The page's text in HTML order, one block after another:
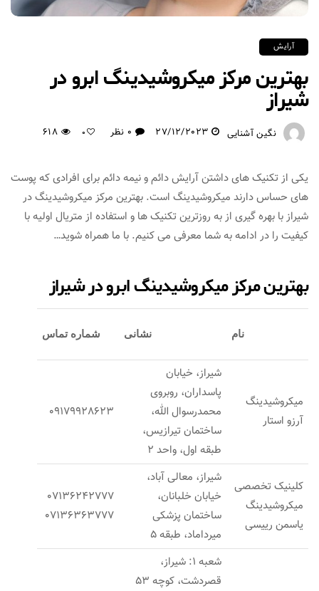
آرایش
بهترین مرکز میکروشیدینگ ابرو در
شیراز
نگین آشنایی 27/12/2023 0 نظر 0
618
یکی از تکنیک های داشتن آرایش دائم و نیمه دائم برای افرادی که پوست
های حساس دارند میکروشیدینگ است. بهترین مرکز میکروشیدینگ در
شیراز با بهره گیری از به روزترین تکنیک ها و استفاده از متریال اولیه با
کیفیت را در ادامه به شما معرفی می کنیم. با ما همراه شوید…
بهترین مرکز میکروشیدینگ ابرو در شیراز
نام نشانی شماره تماس
میکروشیدینگ
آرزو استار
شیراز، خیابان
پاسداران، روبروی
محمدرسوال الله،
ساختمان تیرازیس،
طبقه اول، واحد 2
09179928623
کلینیک تخصصی
میکروشیدینگ
یاسمن رییسی
شيراز، معالی آباد،
خیابان خلبانان،
ساختمان پزشكی
ميرداماد، طبقه 5
07136242777
07136363777
شعبه 1: شیراز،
قصردشت، کوچه 53